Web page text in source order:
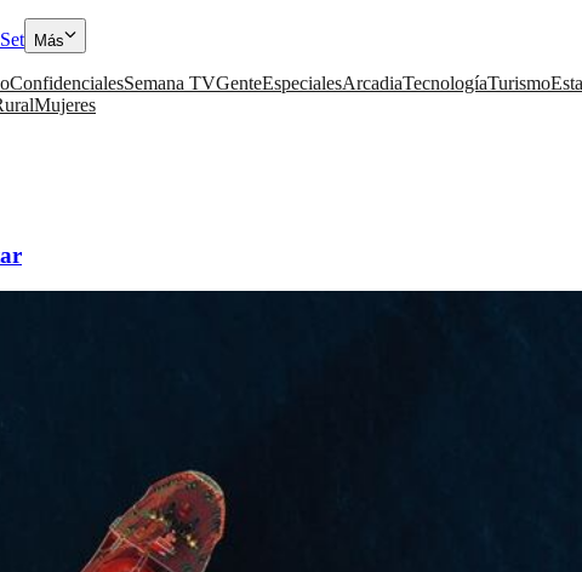
Más
ConfidencialesSemana TVGenteEspecialesArcadiaTecnologíaTurismo
Mujeres